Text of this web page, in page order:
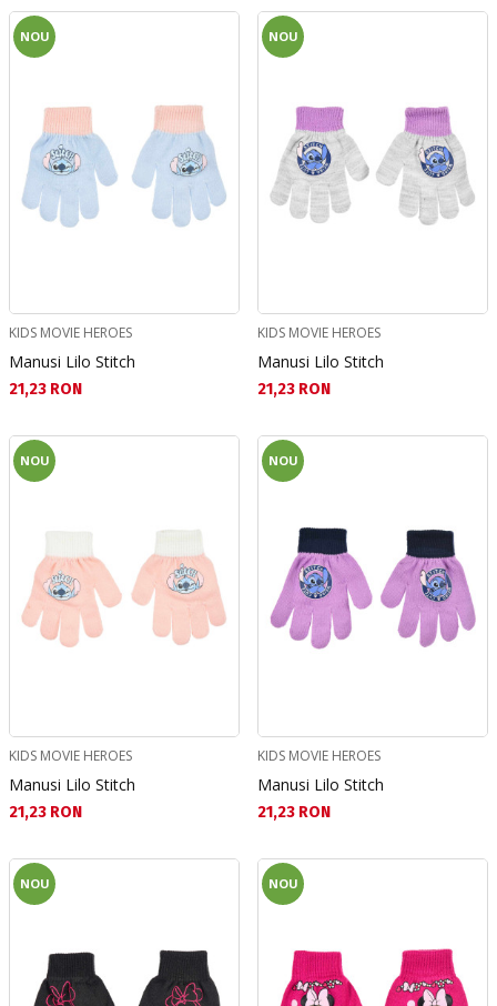
NOU
KIDS MOVIE HEROES
Manusi Lilo Stitch
Текуща цена:
21,23 RON
NOU
KIDS MOVIE HEROES
Manusi Lilo Stitch
Текуща цена:
21,23 RON
NOU
KIDS MOVIE HEROES
Manusi Lilo Stitch
Текуща цена:
21,23 RON
NOU
KIDS MOVIE HEROES
Manusi Lilo Stitch
Текуща цена:
21,23 RON
NOU NOU